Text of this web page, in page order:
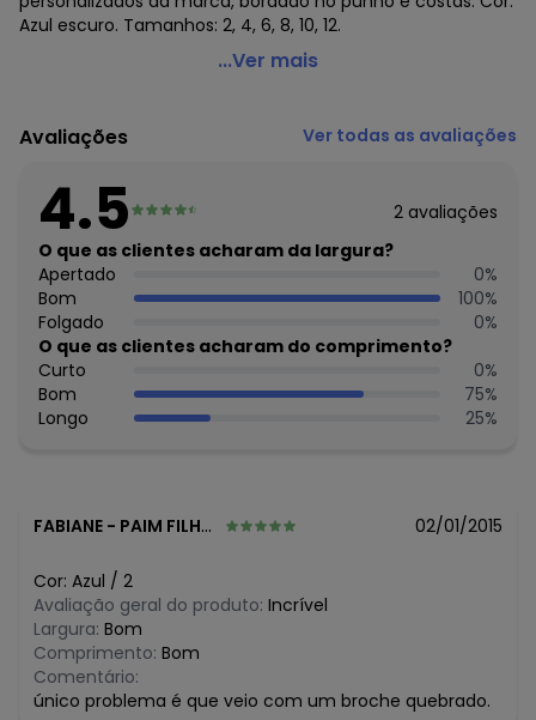
Azul escuro. Tamanhos: 2, 4, 6, 8, 10, 12.
Lilica Outlet - Jaqueta Jeans Azul Lilica Ripilica
Jaqueta em jeans Lilica Ripilica com gola, fechamento
com botões, dois bolsos frontais com botão, broches
Cor: Azul escuro.
Composição: Algodão 100%.
Tamanhos: 2, 4, 6, 8, 10, 12.
Inspirada no fantástico mundo do chocolate, onde tudo se
torna mais bonito, divertido e leve, a coleção do Outono
2014 da Lilica Ripilica provoca sensações deliciosas, aquece
a imaginação e dá energia para as brincadeiras.
A coleção possui peças em tons terrosos, que lembram o
chocolate meio amargo. Cores e formas remetem ao
chocolate, como o granulado, que aparece em estampas
suavidade em vestidos e camisetas, e também nas peças
mais pesadas da estação, como os casacos.
Histórico de preços
O preço apresentado abaixo é o menor oferecido em
algum dia do mês, para o menor tamanho disponível.
agosto/2026
julho/2026 N/D*
...Ver mais
Avaliações Ver todas as avaliações
4.5 2 avaliações
O que as clientes acharam da largura?
Apertado
0%
Bom
100%
Folgado
0%
O que as clientes acharam do comprimento?
Curto
0%
Bom
75%
Longo
25%
FABIANE - PAIM FILHO - RS 02/01/2015
Cor: Azul / 2
Avaliação geral do produto: Incrível
Largura: Bom
Comprimento: Bom
Comentário:
único problema é que veio com um broche quebrado.